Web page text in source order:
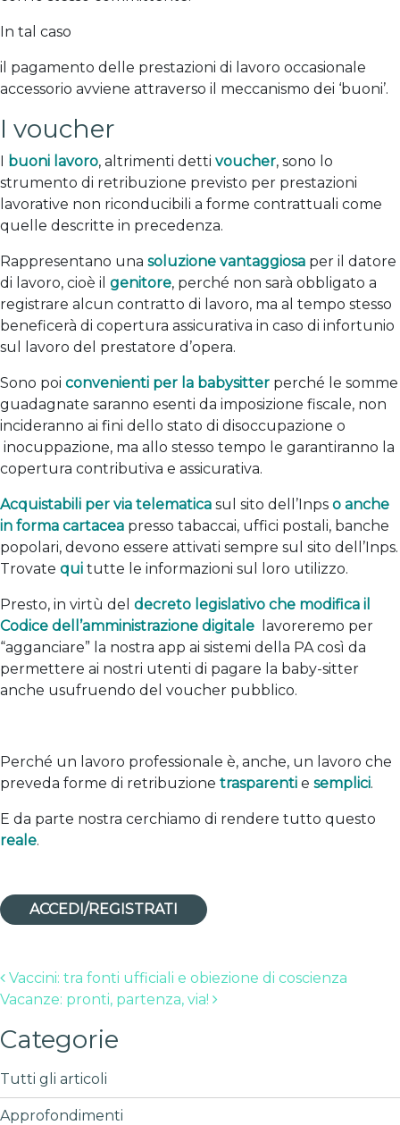
In tal caso
il pagamento delle prestazioni di lavoro occasionale
accessorio avviene attraverso il meccanismo dei ‘buoni’.
I voucher
I buoni lavoro, altrimenti detti voucher, sono lo
strumento di retribuzione previsto per prestazioni
lavorative non riconducibili a forme contrattuali come
quelle descritte in precedenza.
Rappresentano una soluzione vantaggiosa per il datore
di lavoro, cioè il genitore, perché non sarà obbligato a
registrare alcun contratto di lavoro, ma al tempo stesso
beneficerà di copertura assicurativa in caso di infortunio
sul lavoro del prestatore d’opera.
Sono poi convenienti per la babysitter perché le somme
guadagnate saranno esenti da imposizione fiscale, non
incideranno ai fini dello stato di disoccupazione o
inocuppazione, ma allo stesso tempo le garantiranno la
copertura contributiva e assicurativa.
Acquistabili per via telematica sul sito dell’Inps o anche
in forma cartacea presso tabaccai, uffici postali, banche
popolari, devono essere attivati sempre sul sito dell’Inps.
Trovate qui tutte le informazioni sul loro utilizzo.
Presto, in virtù del decreto legislativo che modifica il
Codice dell’amministrazione digitale
lavoreremo per
“agganciare” la nostra app ai sistemi della PA così da
permettere ai nostri utenti di pagare la baby-sitter
anche usufruendo del voucher pubblico.
Perché un lavoro professionale è, anche, un lavoro che
preveda forme di retribuzione trasparenti e semplici.
E da parte nostra cerchiamo di rendere tutto questo
reale.
ACCEDI/REGISTRATI
Post navigation
Vaccini: tra fonti ufficiali e obiezione di coscienza
Vacanze: pronti, partenza, via!
Categorie
Tutti gli articoli
Approfondimenti